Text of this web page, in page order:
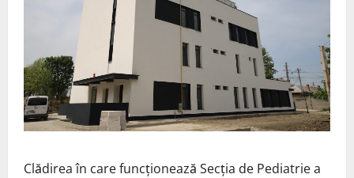
Clădirea în care funcționează Secția de Pediatrie a